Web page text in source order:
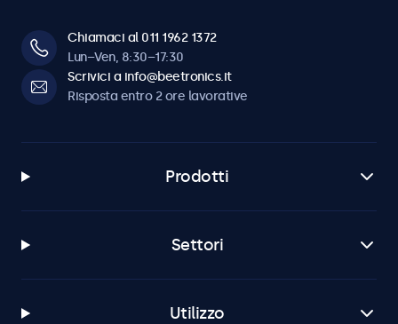
Chiamaci al 011 1962 1372
Lun–Ven, 8:30–17:30
Scrivici a info@beetronics.it
Risposta entro 2 ore lavorative
Prodotti
Settori
Utilizzo